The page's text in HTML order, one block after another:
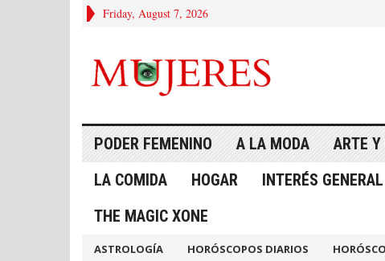
Friday, August 7, 2026
PODER FEMENINO A LA MODA ARTE Y
LA COMIDA
HOGAR INTERÉS GENERAL
THE MAGIC XONE
ASTROLOGÍA HORÓSCOPOS DIARIOS